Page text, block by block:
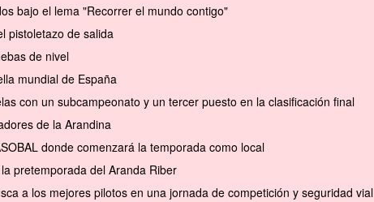
bajo el lema "Recorrer el mundo contigo"
pistoletazo de salida
de nivel
mundial de España
con un subcampeonato y un tercer puesto en la clasificación final
de la Arandina
donde comenzará la temporada como local
pretemporada del Aranda Riber
a los mejores pilotos en una jornada de competición y seguridad vial